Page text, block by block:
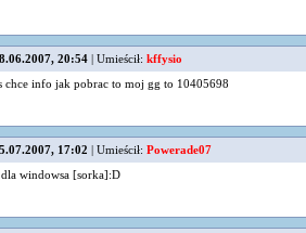
20:54 | Umieścił: kffysio
chce info jak pobrac to moj gg to 10405698
17:02 | Umieścił: Powerade07
windowsa [sorka]:D